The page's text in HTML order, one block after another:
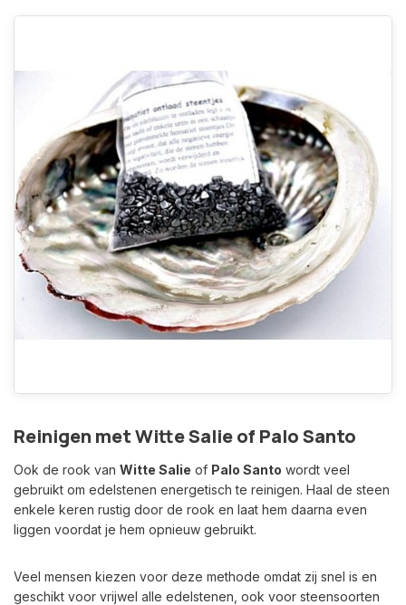
Reinigen met Witte Salie of Palo Santo
Ook de rook van Witte Salie of Palo Santo wordt veel
gebruikt om edelstenen energetisch te reinigen. Haal de steen
enkele keren rustig door de rook en laat hem daarna even
liggen voordat je hem opnieuw gebruikt.
Veel mensen kiezen voor deze methode omdat zij snel is en
geschikt voor vrijwel alle edelstenen, ook voor steensoorten